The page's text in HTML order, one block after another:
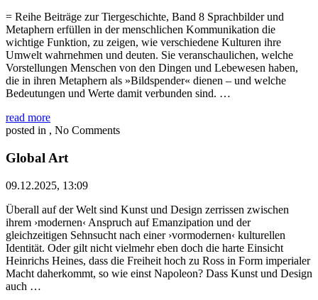
= Reihe Beiträge zur Tiergeschichte, Band 8 Sprachbilder und
Metaphern erfüllen in der menschlichen Kommunikation die
wichtige Funktion, zu zeigen, wie verschiedene Kulturen ihre
Umwelt wahrnehmen und deuten. Sie veranschaulichen, welche
Vorstellungen Menschen von den Dingen und Lebewesen haben,
die in ihren Metaphern als »Bildspender« dienen – und welche
Bedeutungen und Werte damit verbunden sind. …
read more
posted in , No Comments
Global Art
09.12.2025, 13:09
Überall auf der Welt sind Kunst und Design zerrissen zwischen
ihrem ›modernen‹ Anspruch auf Emanzipation und der
gleichzeitigen Sehnsucht nach einer ›vormodernen‹ kulturellen
Identität. Oder gilt nicht vielmehr eben doch die harte Einsicht
Heinrichs Heines, dass die Freiheit hoch zu Ross in Form imperialer
Macht daherkommt, so wie einst Napoleon? Dass Kunst und Design
auch …